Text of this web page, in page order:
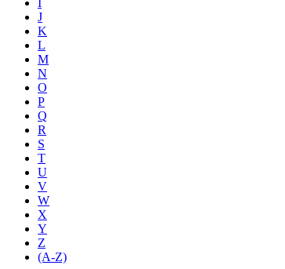
J
K
L
M
N
O
P
Q
R
S
T
U
V
W
X
Y
Z
(A-Z)